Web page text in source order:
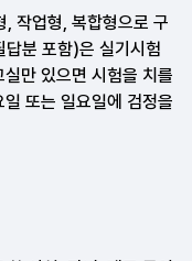
, 작업형, 복합형으로 구
분 포함)은 실기시험
만 있으면 시험을 치를
또는 일요일에 검정을